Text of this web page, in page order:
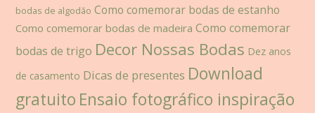
bodas de algodão Como comemorar bodas de estanho
Como comemorar bodas de madeira Como comemorar
bodas de trigo Decor Nossas Bodas Dez anos
de casamento Dicas de presentes Download
gratuito Ensaio fotográfico inspiração